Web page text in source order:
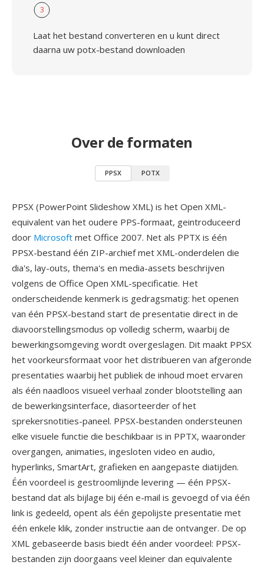
3
Laat het bestand converteren en u kunt direct
daarna uw potx-bestand downloaden
Over de formaten
PPSX POTX
PPSX (PowerPoint Slideshow XML) is het Open XML-
equivalent van het oudere PPS-formaat, geintroduceerd
door Microsoft met Office 2007. Net als PPTX is één
PPSX-bestand één ZIP-archief met XML-onderdelen die
dia's, lay-outs, thema's en media-assets beschrijven
volgens de Office Open XML-specificatie. Het
onderscheidende kenmerk is gedragsmatig: het openen
van één PPSX-bestand start de presentatie direct in de
diavoorstellingsmodus op volledig scherm, waarbij de
bewerkingsomgeving wordt overgeslagen. Dit maakt PPSX
het voorkeursformaat voor het distribueren van afgeronde
presentaties waarbij het publiek de inhoud moet ervaren
als één naadloos visueel verhaal zonder blootstelling aan
de bewerkingsinterface, diasorteerder of het
sprekersnotities-paneel. PPSX-bestanden ondersteunen
elke visuele functie die beschikbaar is in PPTX, waaronder
overgangen, animaties, ingesloten video en audio,
hyperlinks, SmartArt, grafieken en aangepaste diatijden.
Één voordeel is gestroomlijnde levering — één PPSX-
bestand dat als bijlage bij één e-mail is gevoegd of via één
link is gedeeld, opent als één gepolijste presentatie met
één enkele klik, zonder instructie aan de ontvanger. De op
XML gebaseerde basis biedt één ander voordeel: PPSX-
bestanden zijn doorgaans veel kleiner dan equivalente